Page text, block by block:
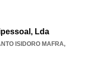
Lda
ISIDORO MAFRA,